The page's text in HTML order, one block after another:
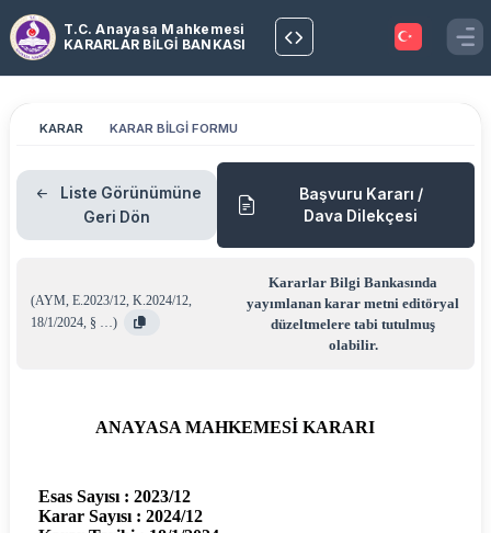
T.C. Anayasa Mahkemesi
KARARLAR BİLGİ BANKASI
KARAR KARAR BİLGİ FORMU
Liste Görünümüne
Geri Dön
Başvuru Kararı /
Dava Dilekçesi
(AYM, E.2023/12, K.2024/12,
18/1/2024, § …)
Kararlar Bilgi Bankasında
yayımlanan karar metni editöryal
düzeltmelere tabi tutulmuş
olabilir.